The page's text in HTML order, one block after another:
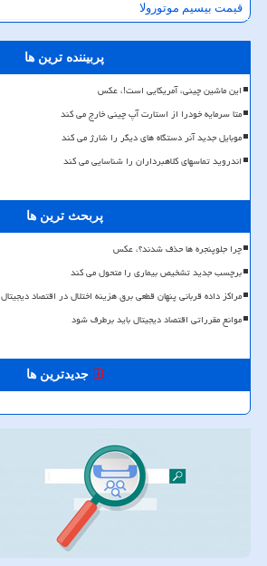
قیمت بیسیم موتورولا
پربیننده ترین ها
این ماشین چینی، آمریکایی است!، عکس
متا سرمایه خودرا از استارت آپ چینی خارج می کند
موبایل جدید آنر دستگاه های دیگر را شارژ می کند
اندروید تماسهای کلاهبرداران را شناسایی می کند
پربحث ترین ها
چرا جلوپنجره ها حذف شدند؟، عکس
برچسب جدید تشخیص بیماری را متحول می کند
مراکز داده قربانی پنهان قطعی برق هزینه اختلال در اقتصاد دیجیتال
موانع مقرراتی اقتصاد دیجیتال باید برطرف شود
جدیدترین ها